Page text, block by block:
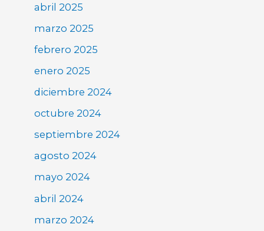
abril 2025
marzo 2025
febrero 2025
enero 2025
diciembre 2024
octubre 2024
septiembre 2024
agosto 2024
mayo 2024
abril 2024
marzo 2024